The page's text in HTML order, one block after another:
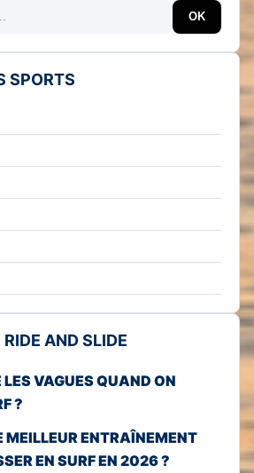
OK
SPORTS
AND SLIDE
VAGUES QUAND ON
?
MEILLEUR ENTRAÎNEMENT
EN SURF EN 2026 ?